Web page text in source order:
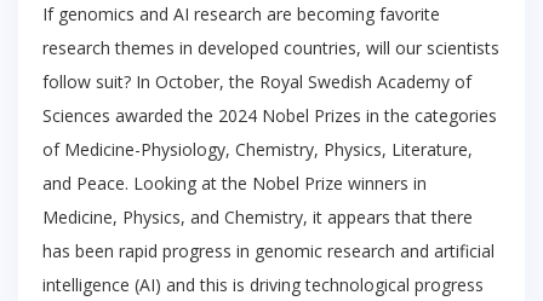
If genomics and AI research are becoming favorite
research themes in developed countries, will our scientists
follow suit? In October, the Royal Swedish Academy of
Sciences awarded the 2024 Nobel Prizes in the categories
of Medicine-Physiology, Chemistry, Physics, Literature,
and Peace. Looking at the Nobel Prize winners in
Medicine, Physics, and Chemistry, it appears that there
has been rapid progress in genomic research and artificial
intelligence (AI) and this is driving technological progress